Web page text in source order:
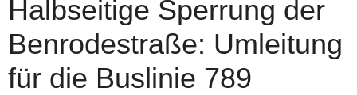
Halbseitige Sperrung der
Benrodestraße: Umleitung
für die Buslinie 789